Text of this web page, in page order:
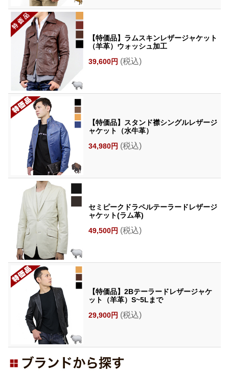
【特価品】ラムスキンレザージャケット
（羊革）ウォッシュ加工
39,600円 (税込)
【特価品】スタンド襟シングルレザージ
ャケット（水牛革）
34,980円 (税込)
セミピークドラペルテーラードレザージ
ャケット(ラム革)
49,500円 (税込)
【特価品】2Bテーラードレザージャケ
ット（羊革）S~5Lまで
29,900円 (税込)